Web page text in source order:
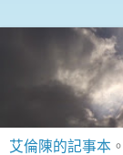
艾倫陳的記事本